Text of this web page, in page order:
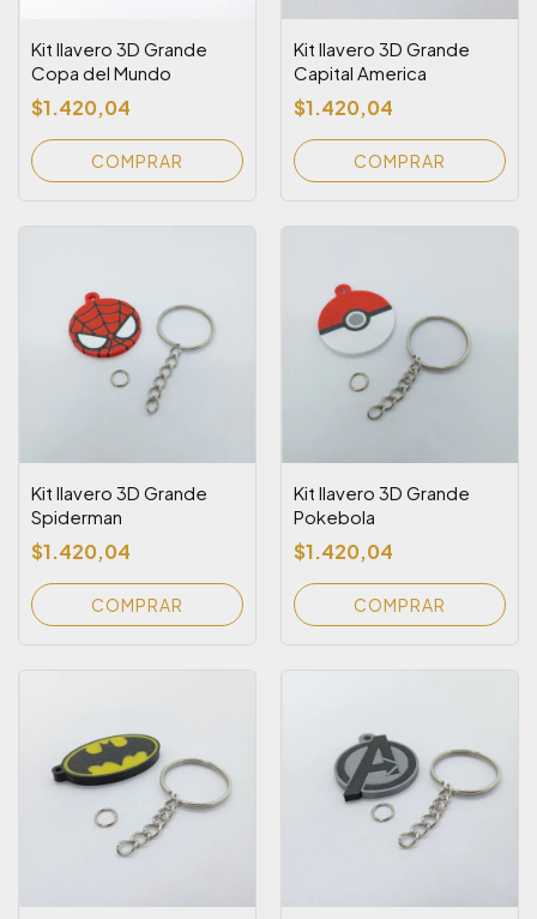
Kit llavero 3D Grande
Copa del Mundo
$1.420,04
Kit llavero 3D Grande
Capital America
$1.420,04
Kit llavero 3D Grande
Spiderman
$1.420,04
Kit llavero 3D Grande
Pokebola
$1.420,04